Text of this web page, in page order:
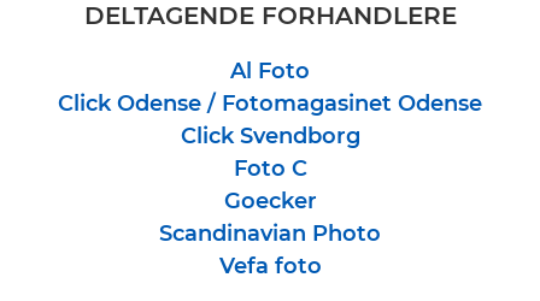
DELTAGENDE FORHANDLERE
Al Foto
Click Odense / Fotomagasinet Odense
Click Svendborg
Foto C
Goecker
Scandinavian Photo
Vefa foto